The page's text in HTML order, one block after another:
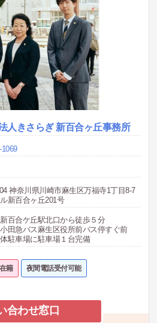
人きさらぎ 新百合ヶ丘事務所
1069
神奈川県川崎市麻生区万福寺1丁目8-7
新百合ヶ丘201号
百合ケ丘駅北口から徒歩５分
田急バス麻生区役所前バス停すぐ前
駐車場に駐車場１台完備
籍 夜間電話受付可能
合わせ窓口